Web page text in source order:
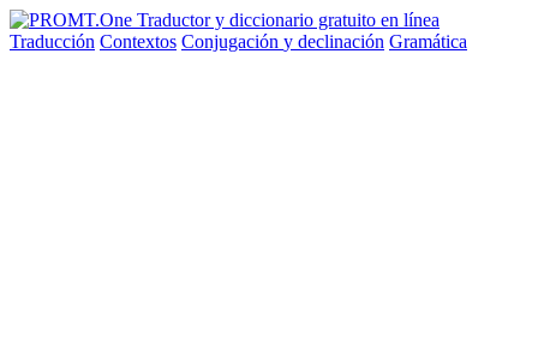
Traducción Contextos Conjugación y declinación Gramática